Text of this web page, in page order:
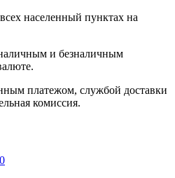
населенный пунктах на
и безналичным
платежом, службой доставки
комиссия.